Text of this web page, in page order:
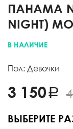
ПАНАМА
NIGHT)
В НАЛИЧИЕ
Пол: Девочки
3 150
ВЫБЕРИТЕ